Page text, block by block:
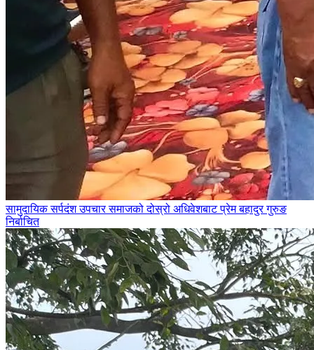
सामुदायिक सर्पदंश उपचार समाजको दोस्रो अधिवेशबाट प्रेम बहादुर गुरुङ
निर्बाचित